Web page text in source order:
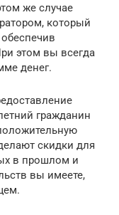
же случае
который
этом вы всегда
денег.
гражданин
скидки для
в прошлом и
вы имеете,